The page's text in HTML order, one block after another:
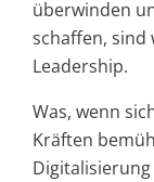
überwinden
schaffen, sind
Leadership.
Was, wenn
Kräften